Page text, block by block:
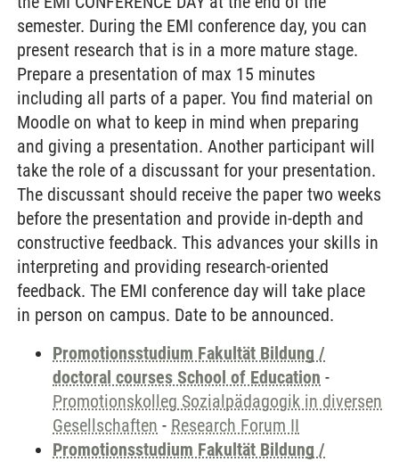
semester. During the EMI conference day, you can
present research that is in a more mature stage.
Prepare a presentation of max 15 minutes
including all parts of a paper. You find material on
Moodle on what to keep in mind when preparing
and giving a presentation. Another participant will
take the role of a discussant for your presentation.
The discussant should receive the paper two weeks
before the presentation and provide in-depth and
constructive feedback. This advances your skills in
interpreting and providing research-oriented
feedback. The EMI conference day will take place
in person on campus. Date to be announced.
Promotionsstudium Fakultät Bildung /
doctoral courses School of Education -
Promotionskolleg Sozialpädagogik in diversen
Gesellschaften - Research Forum II
Promotionsstudium Fakultät Bildung /